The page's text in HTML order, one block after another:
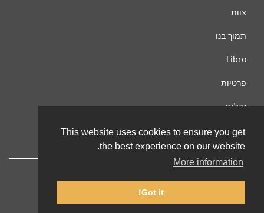
This website uses cookies to ensure you get
the best experience on our website.
More information
Got it!
צוות
תמוך בנו
Libro
פרטיות
נהלים
צור קשר
© 2002-2026 lernu.net |Impressum